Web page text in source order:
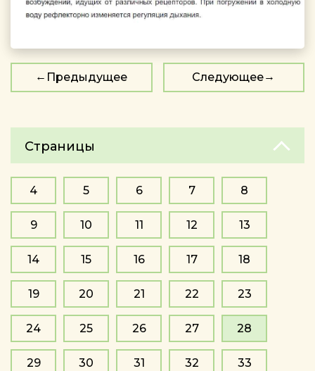
Предыдущее Следующее
Страницы
4 5 6 7 8
9 10 11 12 13
14 15 16 17 18
19 20 21 22 23
24 25 26 27 28
29 30 31 32 33